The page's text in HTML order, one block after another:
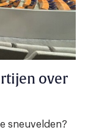
over
sneuvelden?